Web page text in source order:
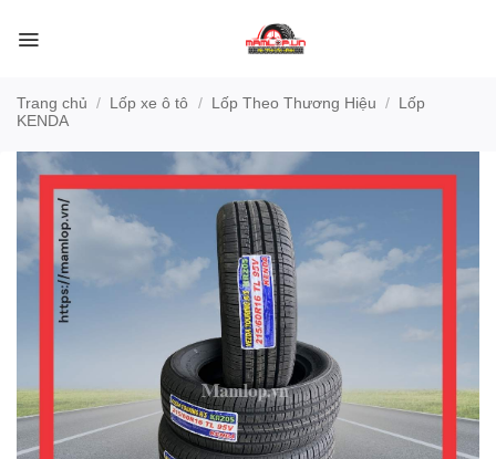
qua
Trang chủ / Lốp xe ô tô / Lốp Theo Thương Hiệu / Lốp
KENDA